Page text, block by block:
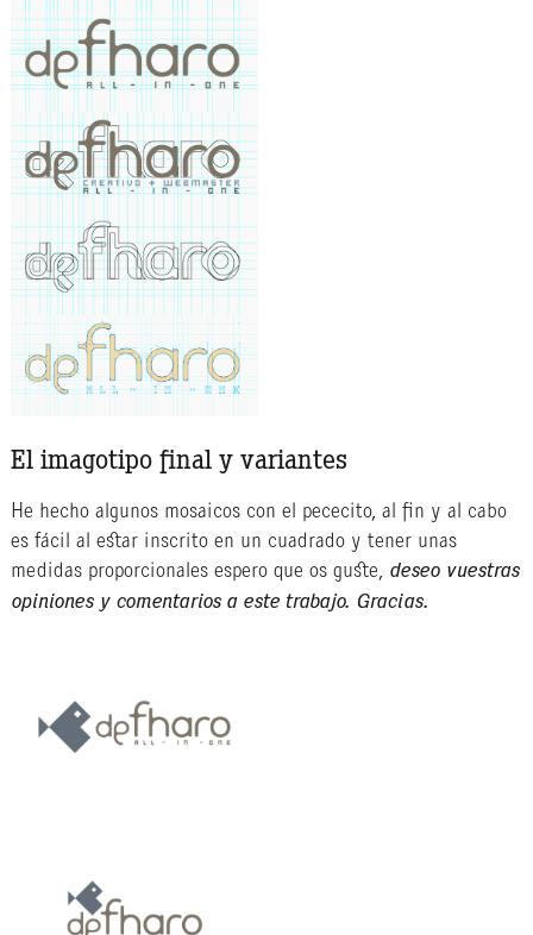
El imagotipo final y variantes
He hecho algunos mosaicos con el pececito, al fin y al cabo
es fácil al estar inscrito en un cuadrado y tener unas
medidas proporcionales espero que os guste, deseo vuestras
opiniones y comentarios a este trabajo. Gracias.